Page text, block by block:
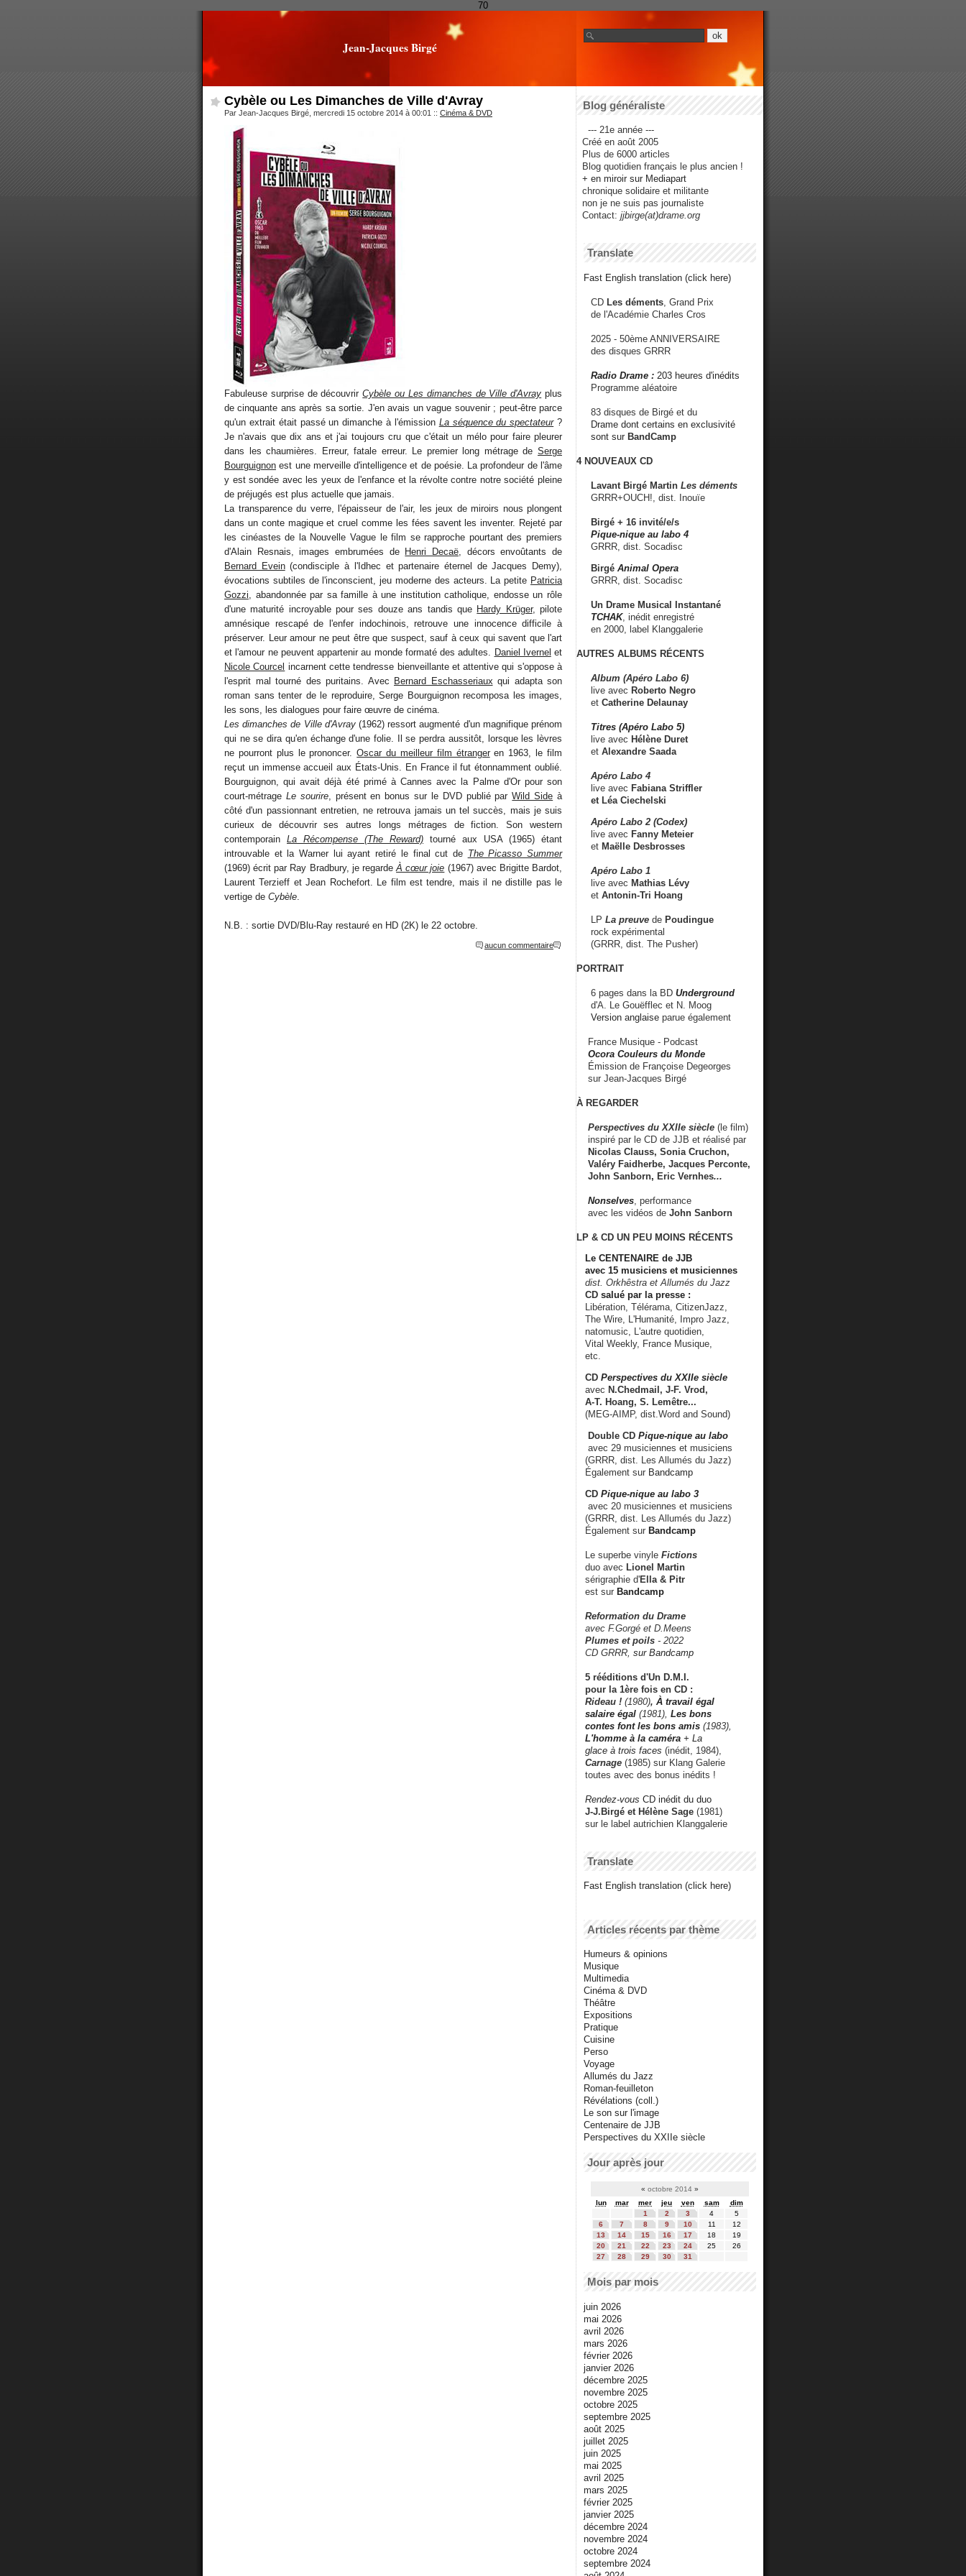
70
Jean-Jacques Birgé
Cybèle ou Les Dimanches de Ville d'Avray
Par Jean-Jacques Birgé, mercredi 15 octobre 2014 à 00:01 :: Cinéma & DVD
Fabuleuse surprise de découvrirCybèle ou Les dimanches de Ville d'Avray plus
de cinquante ans après sa sortie. J'en avais un vague souvenir ; peut-être parce
qu'un extrait était passé un dimanche à l'émission La séquence du spectateur?
Je n'avais que dix ans et j'ai toujours cru que c'était un mélo pour faire pleurer
dans les chaumières. Erreur, fatale erreur. Le premier long métrage de Serge
Bourguignon est une merveille d'intelligence et de poésie. La profondeur de l'âme
y est sondée avec les yeux de l'enfance et la révolte contre notre société pleine
de préjugés est plus actuelle que jamais.
La transparence du verre, l'épaisseur de l'air, les jeux de miroirs nous plongent
dans un conte magique et cruel comme les fées savent les inventer. Rejeté par
les cinéastes de la Nouvelle Vague le film se rapproche pourtant des premiers
d'Alain Resnais, images embrumées de Henri Decaë , décors envoûtants de
Bernard Evein(condisciple à l'Idhec et partenaire éternel de Jacques Demy),
évocations subtiles de l'inconscient, jeu moderne des acteurs. La petite Patricia
Gozzi , abandonnée par sa famille à une institution catholique, endosse un rôle
d'une maturité incroyable pour ses douze ans tandis que Hardy Krüger, pilote
amnésique rescapé de l'enfer indochinois, retrouve une innocence difficile à
préserver. Leur amour ne peut être que suspect, sauf à ceux qui savent que l'art
et l'amour ne peuvent appartenir au monde formaté des adultes.
Daniel Ivernel et
Nicole Courcel incarnent cette tendresse bienveillante et attentive qui s'oppose à
l'esprit mal tourné des puritains. Avec Bernard Eschasseriaux qui adapta son
roman sans tenter de le reproduire, Serge Bourguignon recomposa les images,
les sons, les dialogues pour faire œuvre de cinéma.
Les dimanches de Ville d'Avray(1962) ressort augmenté d'un magnifique prénom
qui ne se dira qu'en échange d'une folie. Il se perdra aussitôt, lorsque les lèvres
ne pourront plus le prononcer.Oscar du meilleur film étrangeren 1963, le film
reçut un immense accueil aux États-Unis. En France il fut étonnamment oublié.
Bourguignon, qui avait déjà été primé à Cannes avec la Palme d'Or pour son
court-métrage Le sourire, présent en bonus sur le DVD publié parWild Side à
côté d'un passionnant entretien, ne retrouva jamais un tel succès, mais je suis
curieux de découvrir ses autres longs métrages de fiction. Son western
contemporain La Récompense (The Reward) tourné aux USA (1965) étant
introuvable et la Warner lui ayant retiré le final cut de The Picasso Summer
(1969) écrit par Ray Bradbury, je regardeÀ cœur joie (1967) avec Brigitte Bardot,
Laurent Terzieff et Jean Rochefort. Le film est tendre, mais il ne distille pas le
vertige de Cybèle
N.B. : sortie DVD/Blu-Ray restauré en HD (2K) le 22 octobre.
aucun commentaire
Blog généraliste
--- 21e année ---
Créé en août 2005
Plus de 6000 articles
Blog quotidien français le plus ancien !
+ en miroir sur Mediapart
chronique solidaire et militante
non je ne suis pas journaliste
Contact: jjbirge(at)drame.org
Translate
Fast English translation (click here)
CD Les déments , Grand Prix
de l'Académie Charles Cros
2025 - 50ème ANNIVERSAIRE
des disques GRRR
Radio Drame : 203 heures d'inédits
Programme aléatoire
83 disques de Birgé et du
Drame dont certains en exclusivité
sont sur BandCamp
4 NOUVEAUX CD
Lavant Birgé Martin Les déments
GRRR+OUCH!, dist. Inouïe
Birgé + 16 invité/e/s
Pique-nique au labo 4
GRRR, dist. Socadisc
Birgé Animal Opera
GRRR, dist. Socadisc
Un Drame Musical Instantané
TCHAK, inédit enregistré
en 2000, label Klanggalerie
AUTRES ALBUMS RÉCENTS
Album (Apéro Labo 6)
live avec Roberto Negro
et Catherine Delaunay
Titres (Apéro Labo 5)
live avec Hélène Duret
et Alexandre Saada
Apéro Labo 4
live avec Fabiana Striffler
et Léa Ciechelski
Apéro Labo 2 (Codex)
live avec Fanny Meteier
et Maëlle Desbrosses
Apéro Labo 1
live avec Mathias Lévy
et Antonin-Tri Hoang
LP La preuve de Poudingue
rock expérimental
(GRRR, dist. The Pusher)
PORTRAIT
6 pages dans la BD Underground
d'A. Le Gouëfflec et N. Moog
Version anglaise parue également
France Musique - Podcast
Ocora Couleurs du Monde
Émission de Françoise Degeorges
sur Jean-Jacques Birgé
À REGARDER
Perspectives du XXIIe siècle (le film)
inspiré par le CD de JJB et réalisé par
Nicolas Clauss, Sonia Cruchon,
Valéry Faidherbe, Jacques Perconte,
John Sanborn, Eric Vernhes...
Nonselves , performance
avec les vidéos de John Sanborn
LP & CD UN PEU MOINS RÉCENTS
Le CENTENAIRE de JJB
avec 15 musiciens et musiciennes
dist. Orkhêstra et Allumés du Jazz
CD salué par la presse :
Libération, Télérama, CitizenJazz,
The Wire, L'Humanité, Impro Jazz,
natomusic, L'autre quotidien,
Vital Weekly, France Musique,
etc.
CD Perspectives du XXIIe siècle
avec N.Chedmail, J-F. Vrod,
A-T. Hoang, S. Lemêtre...
(MEG-AIMP, dist.Word and Sound)
Double CD Pique-nique au labo
avec 29 musiciennes et musiciens
(GRRR, dist. Les Allumés du Jazz)
Également sur Bandcamp
CD Pique-nique au labo 3
avec 20 musiciennes et musiciens
(GRRR, dist. Les Allumés du Jazz)
Également sur Bandcamp
Le superbe vinyle Fictions
duo avec Lionel Martin
sérigraphie d'Ella & Pitr
est sur Bandcamp
Reformation du Drame
avec F.Gorgé et D.Meens
Plumes et poils - 2022
CD GRRR, sur Bandcamp
5 rééditions d'Un D.M.I.
pour la 1ère fois en CD :
Rideau ! (1980), À travail égal
salaire égal (1981), Les bons
contes font les bons amis (1983),
L'homme à la caméra + La
glace à trois faces (inédit, 1984),
Carnage (1985) sur Klang Galerie
toutes avec des bonus inédits !
Rendez-vous CD inédit du duo
J-J.Birgé et Hélène Sage (1981)
sur le label autrichien Klanggalerie
Translate
Fast English translation (click here)
Articles récents par thème
Humeurs & opinions
Musique
Multimedia
Cinéma & DVD
Théâtre
Expositions
Pratique
Cuisine
Perso
Voyage
Allumés du Jazz
Roman-feuilleton
Révélations (coll.)
Le son sur l'image
Centenaire de JJB
Perspectives du XXIIe siècle
Jour après jour
« octobre 2014 »
lun
mar mer jeu ven sam
dim
1
2 3 4
5
6
7 8 9 10 11
12
13
14 15 16 17 18
19
20
21 22 23 24 25
26
27
28 29 30 31
Mois par mois
juin 2026
mai 2026
avril 2026
mars 2026
février 2026
janvier 2026
décembre 2025
novembre 2025
octobre 2025
septembre 2025
août 2025
juillet 2025
juin 2025
mai 2025
avril 2025
mars 2025
février 2025
janvier 2025
décembre 2024
novembre 2024
octobre 2024
septembre 2024